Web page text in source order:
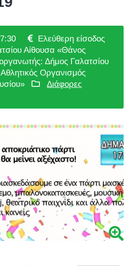
Ελεύθερη είσοδος
Αίθουσα «Θάνος
Δήμος Γαλατσίου
Αθλητικός Οργανισμός
Διάφορες